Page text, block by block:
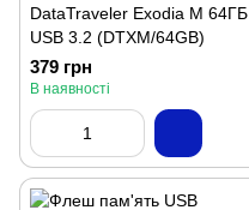
DataTraveler Exodia M 64ГБ
USB 3.2 (DTXM/64GB)
379 грн
В наявності